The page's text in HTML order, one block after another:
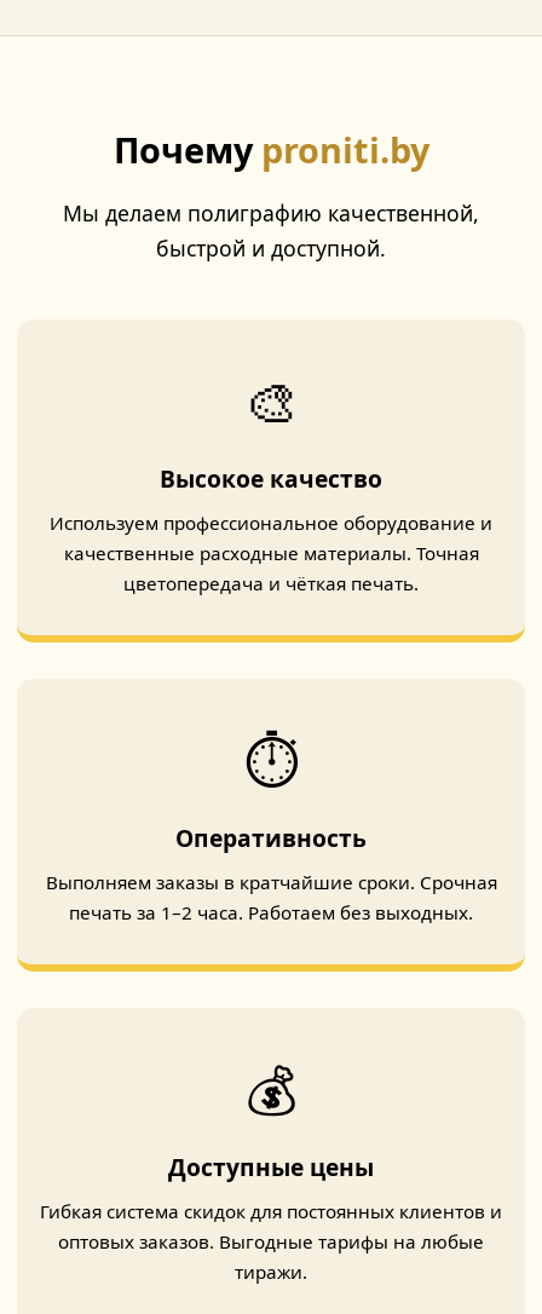
Почему proniti.by
Мы делаем полиграфию качественной,
быстрой и доступной.
🎨
Высокое качество
Используем профессиональное оборудование и
качественные расходные материалы. Точная
цветопередача и чёткая печать.
⏱️
Оперативность
Выполняем заказы в кратчайшие сроки. Срочная
печать за 1–2 часа. Работаем без выходных.
💰
Доступные цены
Гибкая система скидок для постоянных клиентов и
оптовых заказов. Выгодные тарифы на любые
тиражи.